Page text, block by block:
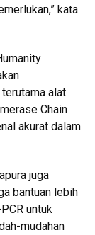
kata
alat
Chain
akurat dalam
juga
bantuan lebih
untuk
mudahan